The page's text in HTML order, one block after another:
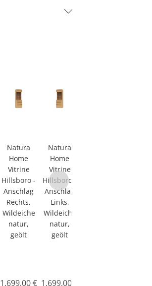
Natura
Home
Vitrine
Hillsboro -
Anschlag
Rechts,
Wildeiche
natur,
geölt
1.699,00 €
Natura
Home
Vitrine
Hillsboro -
Anschlag
Links,
Wildeiche
natur,
geölt
1.699,00 €